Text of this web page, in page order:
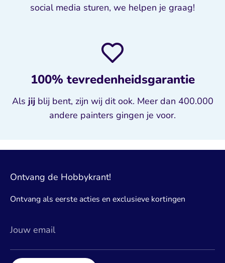
social media sturen, we helpen je graag!
100% tevredenheidsgarantie
Als jij blij bent, zijn wij dit ook. Meer dan 400.000
andere painters gingen je voor.
Ontvang de Hobbykrant!
Ontvang als eerste acties en exclusieve kortingen
Jouw email